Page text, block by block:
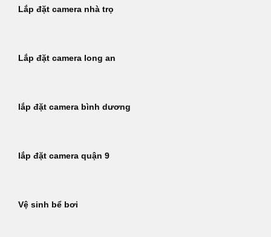
Lắp đặt camera nhà trọ
Lắp đặt camera long an
lắp đặt camera bình dương
lắp đặt camera quận 9
Vệ sinh bể bơi